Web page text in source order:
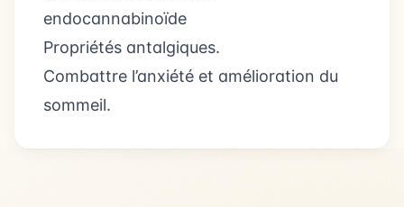
endocannabinoïde
Propriétés antalgiques.
Combattre l’anxiété et amélioration du
sommeil.